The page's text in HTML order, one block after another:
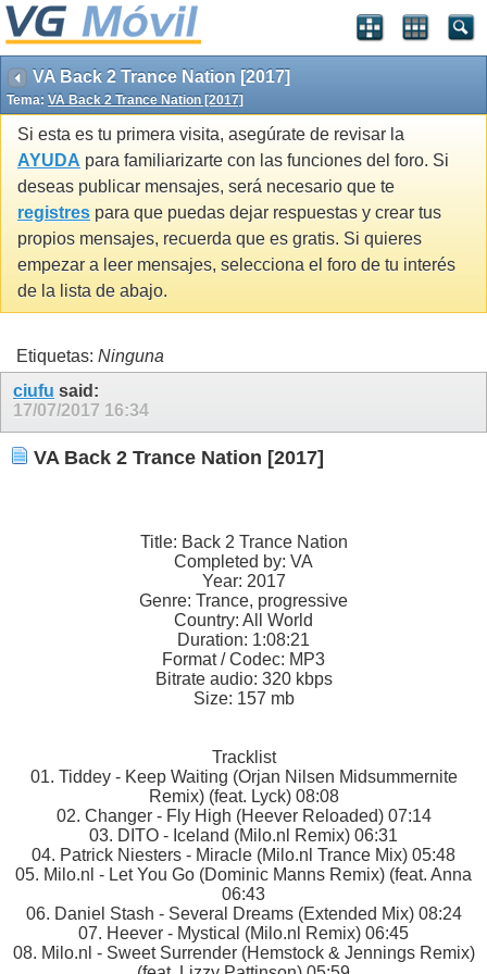
VA Back 2 Trance Nation [2017]
Tema: VA Back 2 Trance Nation [2017]
Si esta es tu primera visita, asegúrate de revisar la
AYUDA para familiarizarte con las funciones del foro. Si
deseas publicar mensajes, será necesario que te
registres para que puedas dejar respuestas y crear tus
propios mensajes, recuerda que es gratis. Si quieres
empezar a leer mensajes, selecciona el foro de tu interés
de la lista de abajo.
Etiquetas: Ninguna
ciufu said:
17/07/2017 16:34
VA Back 2 Trance Nation [2017]
Title: Back 2 Trance Nation
Completed by: VA
Year: 2017
Genre: Trance, progressive
Country: All World
Duration: 1:08:21
Format / Codec: MP3
Bitrate audio: 320 kbps
Size: 157 mb
Tracklist
01. Tiddey - Keep Waiting (Orjan Nilsen Midsummernite
Remix) (feat. Lyck) 08:08
02. Changer - Fly High (Heever Reloaded) 07:14
03. DITO - Iceland (Milo.nl Remix) 06:31
04. Patrick Niesters - Miracle (Milo.nl Trance Mix) 05:48
05. Milo.nl - Let You Go (Dominic Manns Remix) (feat. Anna
06:43
06. Daniel Stash - Several Dreams (Extended Mix) 08:24
07. Heever - Mystical (Milo.nl Remix) 06:45
08. Milo.nl - Sweet Surrender (Hemstock & Jennings Remix)